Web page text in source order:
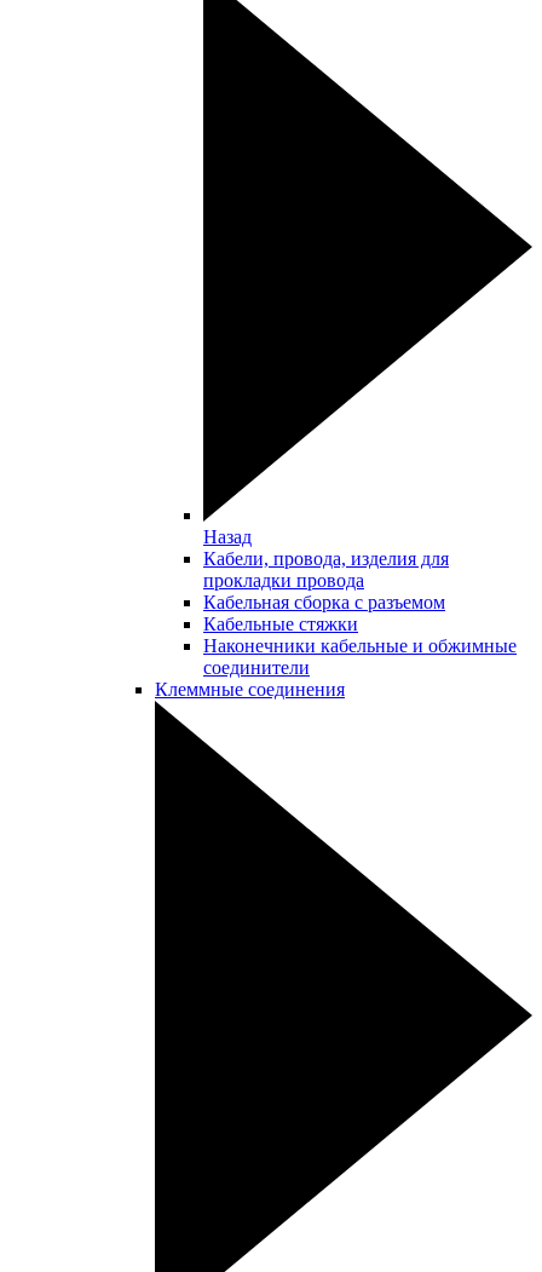
Назад
Кабели, провода, изделия для
прокладки провода
Кабельная сборка с разъемом
Кабельные стяжки
Наконечники кабельные и обжимные
соединители
Клеммные соединения